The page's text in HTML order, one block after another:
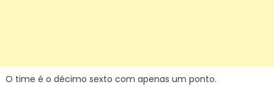
O time é o décimo sexto com apenas um ponto.